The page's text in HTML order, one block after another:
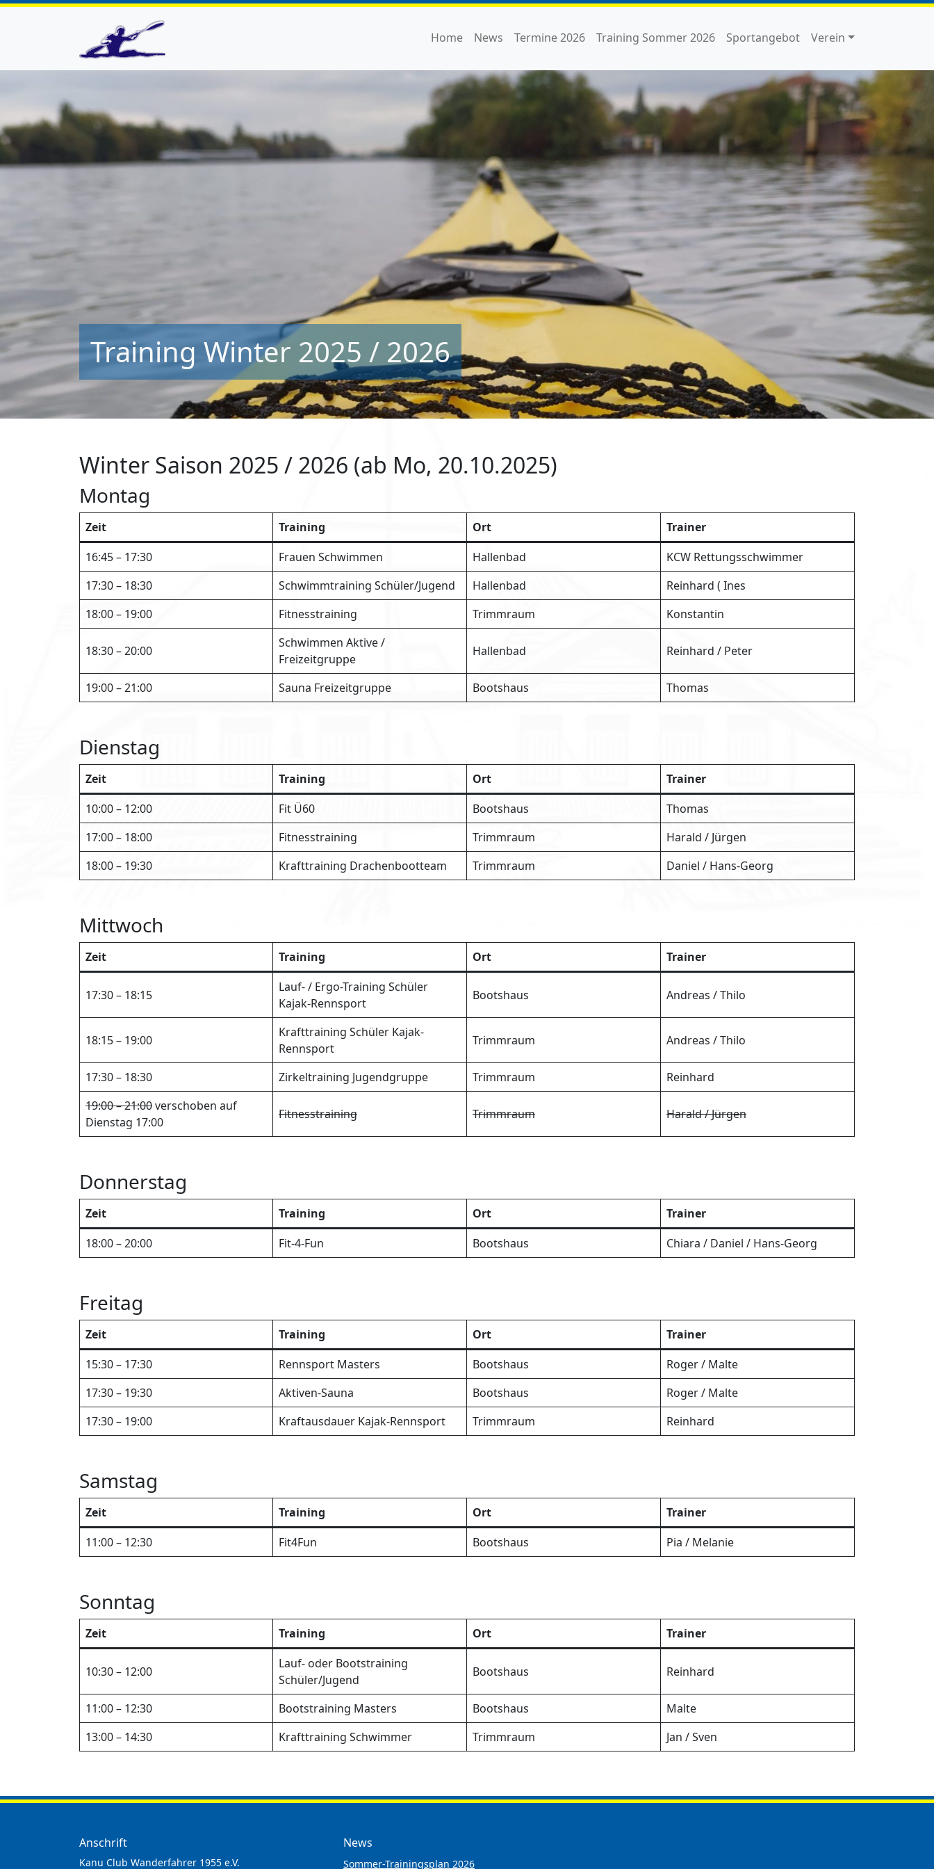
Home News Termine 2026 Training Sommer 2026 Sportangebot Verein
Training Winter 2025 / 2026
Winter Saison 2025 / 2026 (ab Mo, 20.10.2025)
Montag
Zeit Training Ort
Trainer
16:45 – 17:30
Frauen Schwimmen Hallenbad
KCW Rettungsschwimmer
17:30 – 18:30
Schwimmtraining Schüler/Jugend Hallenbad
Reinhard ( Ines
18:00 – 19:00
Fitnesstraining Trimmraum Konstantin
18:30 – 20:00
Schwimmen Aktive /
Freizeitgruppe
Hallenbad Reinhard / Peter
19:00 – 21:00 Sauna Freizeitgruppe Bootshaus Thomas
Dienstag
Zeit Training Ort
Trainer
10:00 – 12:00
Fit Ü60 Bootshaus
Thomas
17:00 – 18:00
Fitnesstraining Trimmraum
Harald / Jürgen
18:00 – 19:30
Krafttraining Drachenbootteam Trimmraum Daniel / Hans-Georg
Mittwoch
Zeit Training Ort Trainer
17:30 – 18:15
Lauf- / Ergo-Training Schüler
Kajak-Rennsport
Bootshaus Andreas / Thilo
18:15 – 19:00
Krafttraining Schüler Kajak-
Rennsport
Trimmraum Andreas / Thilo
17:30 – 18:30 Zirkeltraining Jugendgruppe Trimmraum
Reinhard
19:00 – 21:00verschoben auf
Dienstag 17:00
Fitnesstraining Trimmraum Harald / Jürgen
Donnerstag
Zeit Training Ort
Trainer
18:00 – 20:00
Fit-4-Fun Bootshaus Chiara / Daniel / Hans-Georg
Freitag
Zeit Training Ort
Trainer
15:30 – 17:30
Rennsport Masters Bootshaus
Roger / Malte
17:30 – 19:30
Aktiven-Sauna Bootshaus
Roger / Malte
17:30 – 19:00
Kraftausdauer Kajak-Rennsport Trimmraum Reinhard
Samstag
Zeit Training Ort
Trainer
11:00 – 12:30
Fit4Fun Bootshaus Pia / Melanie
Sonntag
Zeit Training Ort Trainer
10:30 – 12:00
Lauf- oder Bootstraining
Schüler/Jugend
Bootshaus Reinhard
11:00 – 12:30 Bootstraining Masters Bootshaus
Malte
13:00 – 14:30
Krafttraining Schwimmer Trimmraum Jan / Sven
Anschrift
Kanu Club Wanderfahrer 1955 e.V.
News
Sommer-Trainingsplan 2026